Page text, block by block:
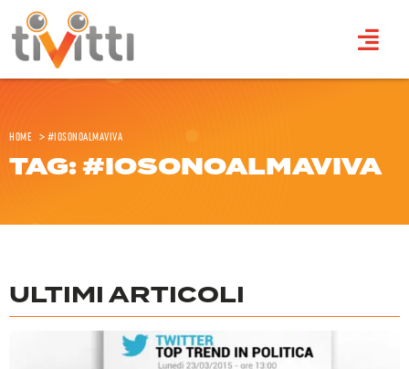
Home >#iosonoalmaviva
TAG: #IOSONOALMAVIVA
ULTIMI ARTICOLI